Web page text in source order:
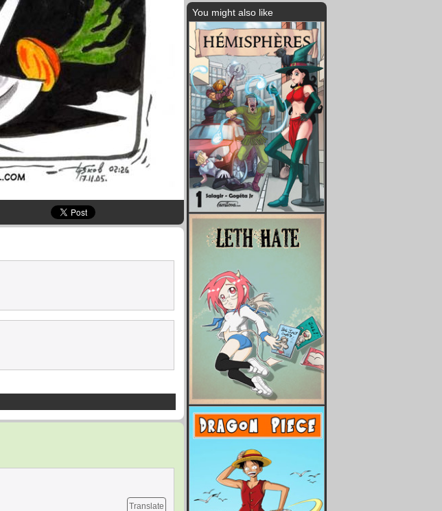
Translate
You might also like